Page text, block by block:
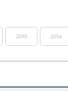
2015 2014